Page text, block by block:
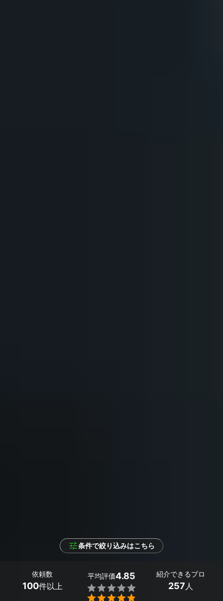
条件で絞り込みはこちら
依頼数
100件以上
平均評価4.85


紹介できるプロ
257人